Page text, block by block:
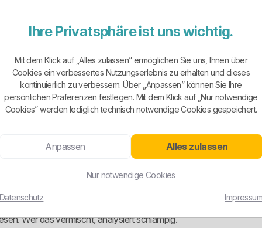
als Tarif mit Erstlaufzeit bis Ende 2027 und eingeschränkter
orientierter Kunde und ein Haushalt mit Heizstrom
klassischen Sondertarifen und dem länger laufenden
unterscheiden. Die veröffentlichte Stromkennzeichnung
CO2-Emissionen liegen bei 0 g pro kWh.
identisch mit diesem Produktmix. Für die
Wer das vermischt, analysiert schlampig.
Ihre Privatsphäre ist uns wichtig.
Mit dem Klick auf „Alles zulassen” ermöglichen Sie uns, Ihnen über
Cookies ein verbessertes Nutzungserlebnis zu erhalten und dieses
kontinuierlich zu verbessern. Über „Anpassen” können Sie Ihre
persönlichen Präferenzen festlegen. Mit dem Klick auf „Nur notwendige
Cookies” werden lediglich technisch notwendige Cookies gespeichert.
Anpassen Alles zulassen
Nur notwendige Cookies
Datenschutz Impressum